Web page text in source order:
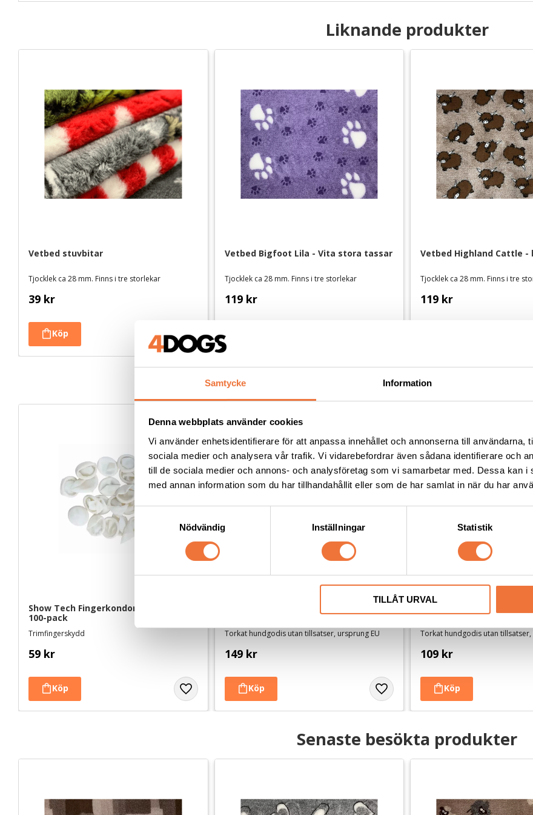
Samtycke Information
Denna webbplats använder cookies
Vi använder enhetsidentifierare för att anpassa innehållet och annonserna till användarna,
sociala medier och analysera vår trafik. Vi vidarebefordrar även sådana identifierare och
till de sociala medier och annons- och analysföretag som vi samarbetar med. Dessa kan i
med annan information som du har tillhandahållit eller som de har samlat in när du har
S
a
e
s
Nödvändig Inställningar Statistik
TILLÅT URVAL
Liknande produkter
Vetbed stuvbitar
Tjocklek ca 28 mm. Finns i tre storlekar
39 kr
Vetbed Bigfoot Lila - Vita stora tassar
Tjocklek ca 28 mm. Finns i tre storlekar
119 kr
Vetbed Highland Cattle -
Tjocklek ca 28 mm. Finns i tre
119 kr
Andra köpte även
Show Tech Fingerkondomer medium
100-pack
Trimfingerskydd
59 kr
Torkat hundgodis utan tillsatser, ursprung EU
149 kr
Torkat hundgodis utan tillsatser,
109 kr
Senaste besökta produkter